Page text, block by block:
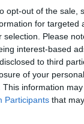
opt-out of the sale,
for targeted
selection. Please
interest-based
to third
of your
This information
Participants that